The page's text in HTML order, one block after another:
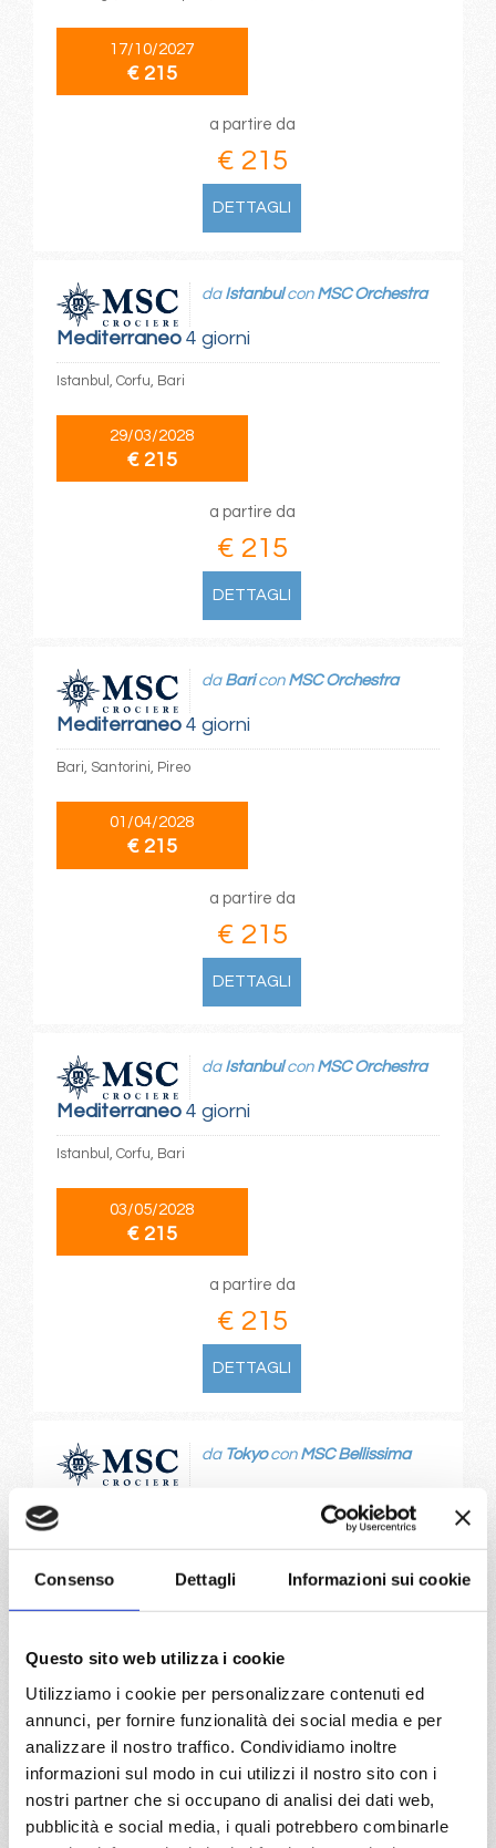
Consenso Dettagli Informazioni sui cookie
Questo sito web utilizza i cookie
Utilizziamo i cookie per personalizzare contenuti ed
annunci, per fornire funzionalità dei social media e per
analizzare il nostro traffico. Condividiamo inoltre
informazioni sul modo in cui utilizzi il nostro sito con i
nostri partner che si occupano di analisi dei dati web,
pubblicità e social media, i quali potrebbero combinarle
17/10/2027
€ 215
a partire da
€ 215
DETTAGLI
Mediterraneo4 giorni
da Istanbulcon MSC Orchestra
Istanbul, Corfu, Bari
29/03/2028
€ 215
a partire da
€ 215
DETTAGLI
Mediterraneo4 giorni
da Baricon MSC Orchestra
Bari, Santorini, Pireo
01/04/2028
€ 215
a partire da
€ 215
DETTAGLI
Mediterraneo4 giorni
da Istanbulcon MSC Orchestra
Istanbul, Corfu, Bari
03/05/2028
€ 215
a partire da
€ 215
DETTAGLI
da Tokyocon MSC Bellissima
€ 217
DETTAGLI
Miami con